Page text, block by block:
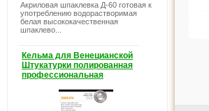
Акриловая шпаклевка Д-60 готовая к
употреблению водорастворимая
белая высококачественная
шпаклево...
Кельма для Венецианской
Штукатурки полированная
профессиональная